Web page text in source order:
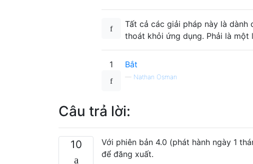
Tất cả các giải pháp này là
thoát khỏi ứng dụng. Phải là một
1 Bắt
— Nathan Osman
Câu trả lời:
10
Với phiên bản 4.0 (phát hành ngày 1
để đăng xuất.